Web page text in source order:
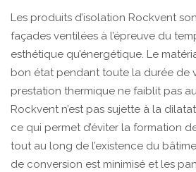
Les produits d’isolation Rockvent
façades ventilées à l’épreuve du
esthétique qu’énergétique. Le
bon état pendant toute la durée de
prestation thermique ne faiblit pas
Rockvent n’est pas sujette à la
ce qui permet d’éviter la formation
tout au long de l’existence du
de conversion est minimisé et les